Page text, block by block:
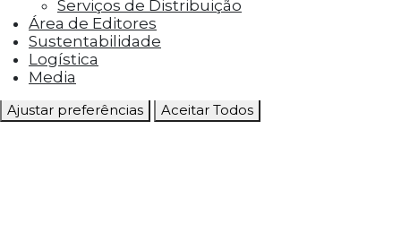
Os cookies de marketing são usados para
entregar aos visitantes anúncios
personalizados com base nas páginas que eles
visitaram antes e analisar a eficácia da
campanha publicitária.
Ajustar preferências Aceitar Todos
Serviços de Distribuição
Área de Editores
Sustentabilidade
Logística
Media